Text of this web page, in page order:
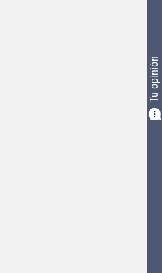
Tu opinión